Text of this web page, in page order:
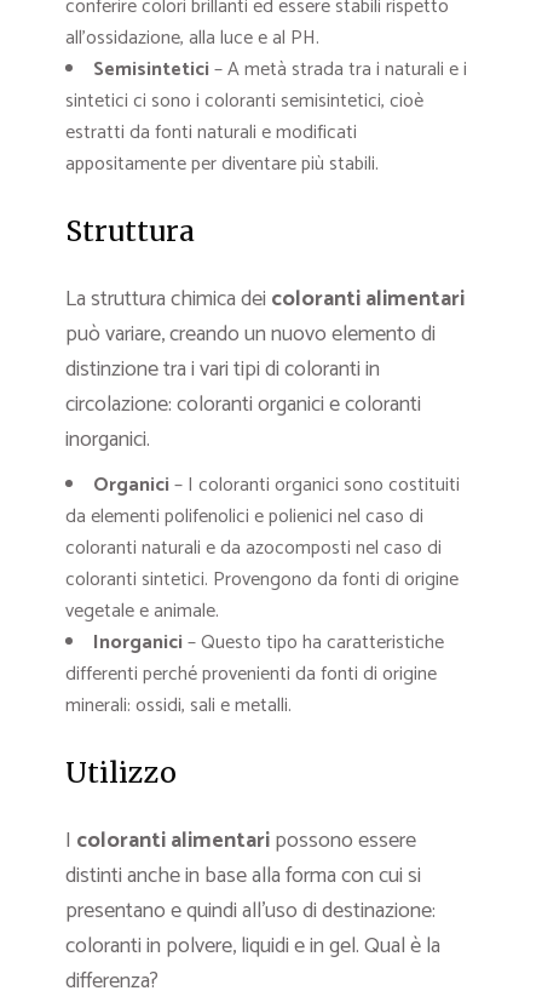
all’ossidazione, alla luce e al PH.
Semisintetici– A metà strada tra i naturali e i
sintetici ci sono i coloranti semisintetici, cioè
estratti da fonti naturali e modificati
appositamente per diventare più stabili.
Struttura
La struttura chimica dei coloranti alimentari
può variare, creando un nuovo elemento di
distinzione tra i vari tipi di coloranti in
circolazione: coloranti organici e coloranti
inorganici.
Organici– I coloranti organici sono costituiti
da elementi polifenolici e polienici nel caso di
coloranti naturali e da azocomposti nel caso di
coloranti sintetici. Provengono da fonti di origine
vegetale e animale.
Inorganici– Questo tipo ha caratteristiche
differenti perché provenienti da fonti di origine
minerali: ossidi, sali e metalli.
Utilizzo
I coloranti alimentaripossono essere
distinti anche in base alla forma con cui si
presentano e quindi all’uso di destinazione:
coloranti in polvere, liquidi e in gel. Qual è la
differenza?